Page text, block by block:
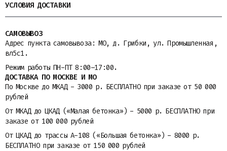
УСЛОВИЯ ДОСТАВКИ
САМОВЫВОЗ
Адрес пункта самовывоза: МО, д. Грибки, ул. Промышленная,
вл5с1.
Режим работы ПН-ПТ 8:00–17:00.
ДОСТАВКА ПО МОСКВЕ И МО
По Москве до МКАД - 3000 р. БЕСПЛАТНО при заказе от 50 000
рублей
От МКАД до ЦКАД («Малая бетонка») - 5000 р. БЕСПЛАТНО при
заказе от 100 000 рублей
От ЦКАД до трассы A-108 («Большая бетонка») - 8000 р.
БЕСПЛАТНО при заказе от 150 000 рублей